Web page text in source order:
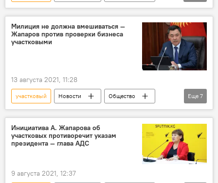
Кыргызстан
МВД
форма
фото
Милиция не должна вмешиваться —
Жапаров против проверки бизнеса
участковыми
13 августа 2021, 11:28
участковый Новости
Общество
Кыргызстан
Политика
Садыр Жапаров
МВД
милиция
полномочия
бизнес
Еще 7
Инициатива А. Жапарова об
участковых противоречит указам
президента — глава АДС
9 августа 2021, 12:37